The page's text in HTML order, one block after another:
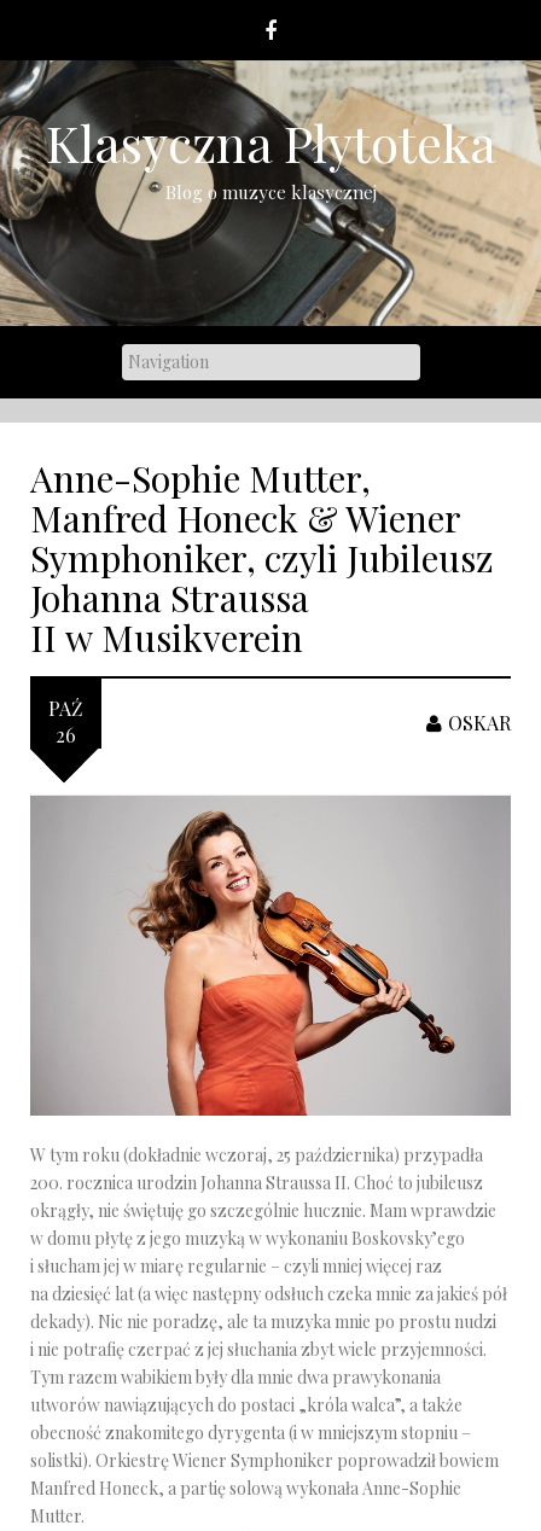
content
Klasyczna Płytoteka
Blog o muzyce klasycznej
Anne-Sophie Mutter,
Manfred Honeck & Wiener
Symphoniker, czyli Jubileusz
Johanna Straussa
II w Musikverein
PAŹ
26
OSKAR
W tym roku (dokładnie wczoraj, 25 października) przypadła
200. rocznica urodzin Johanna Straussa II. Choć to jubileusz
okrągły, nie świętuję go szczególnie hucznie. Mam wprawdzie
w domu płytę z jego muzyką w wykonaniu Boskovsky’ego
i słucham jej w miarę regularnie – czyli mniej więcej raz
na dziesięć lat (a więc następny odsłuch czeka mnie za jakieś pół
dekady). Nic nie poradzę, ale ta muzyka mnie po prostu nudzi
i nie potrafię czerpać z jej słuchania zbyt wiele przyjemności.
Tym razem wabikiem były dla mnie dwa prawykonania
utworów nawiązujących do postaci „króla walca”, a także
obecność znakomitego dyrygenta (i w mniejszym stopniu –
solistki). Orkiestrę Wiener Symphoniker poprowadził bowiem
Manfred Honeck, a partię solową wykonała Anne-Sophie
Mutter.